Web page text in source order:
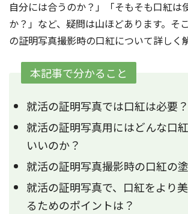
自分には合うのか？」「そもそも口紅は
か？」など、疑問は山ほどあります。そ
の証明写真撮影時の口紅について詳しく
本記事で分かること
就活の証明写真では口紅は必要？
就活の証明写真用にはどんな口
いいのか？
就活の証明写真撮影時の口紅の
就活の証明写真で、口紅をより
るためのポイントは？